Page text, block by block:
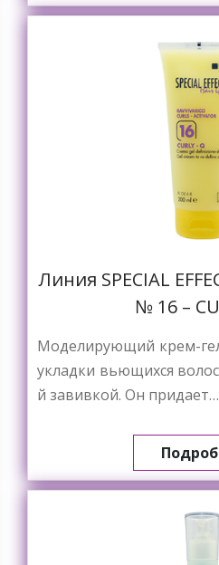
Линия SPECIAL
№ 16 –
Моделирующий крем-
укладки вьющихся
й завивкой. Он придает…